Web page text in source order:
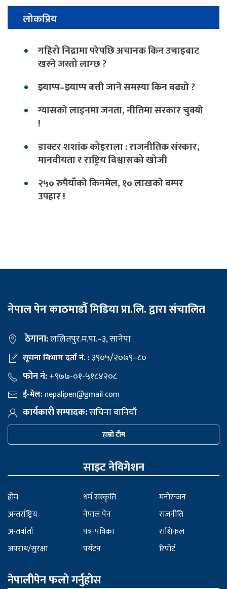
लोकप्रिय
गहिरो निद्रामा परेपछि अचानक किन उचाइबाट
खस्ने जस्तो लाग्छ ?
झ्याप्प–झ्याप्प बत्ती जाने समस्या किन बढ्यो ?
ग्यासको लाइनमा जनता, नीतिमा सरकार चुक्यो
!
डाक्टर शशांक कोइराला : राजनीतिक संस्कार,
मानवीयता र राष्ट्रिय विश्वासको खोजी
२५० रुपैयाँको किनमेल, १० लाखको बम्पर
उपहार !
नेपाल पेन काठमाडौँ मिडिया प्रा.लि. द्वारा संचालित
ठेगाना:ललितपुर.म.पा.–३, सानेपा
सूचना विभाग दर्ता नं. :३९०५/२०७९–८०
फोन नं:+९७७-०१-५१८४२०८
ई-मेल:nepalipen@gmail com
कार्यकारी सम्पादक:सचिना बानियाँ
हाम्रो टीम
साइट नेविगेशन
होम
अन्तर्राष्ट्रिय
अन्तर्वार्ता
अपराध/सुरक्षा
धर्म संस्कृति
नेपाल पेन
पत्र-पत्रिका
पर्यटन
मनोरन्जन
राजनीति
राशिफल
रिपोर्ट
नेपालीपेन फलो गर्नुहोस